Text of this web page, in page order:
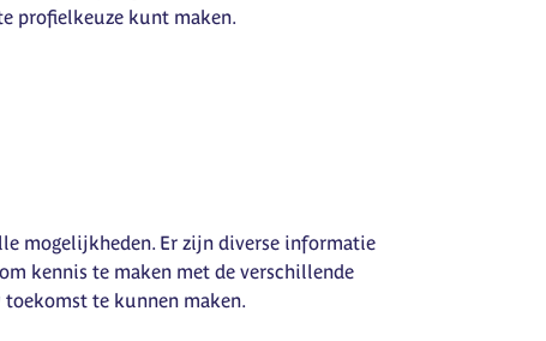
profielkeuze kunt maken.
mogelijkheden. Er zijn diverse informatie
kennis te maken met de verschillende
te kunnen maken.